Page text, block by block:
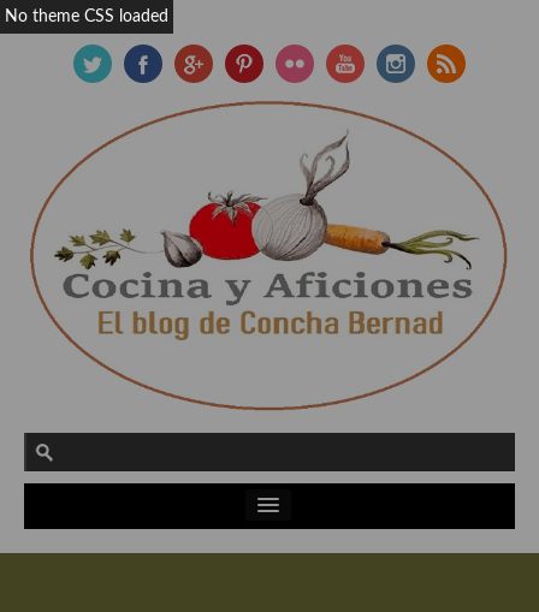
Actualidad y recomendaciones
No theme CSS loaded